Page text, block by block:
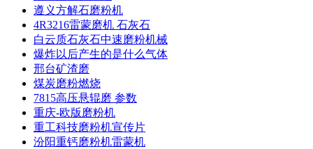
遵义方解石磨粉机
4R3216雷蒙磨机 石灰石
白云质石灰石中速磨粉机械
爆炸以后产生的是什么气体
邢台矿渣磨
煤炭磨粉燃烧
7815高压悬辊磨 参数
重庆-欧版磨粉机
重工科技磨粉机宣传片
汾阳重钙磨粉机雷蒙机